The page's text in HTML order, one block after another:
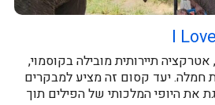
I
I Love Elephant Samui, אטרקציה תיירותית מובילה בקוסמוי,
יעד קסום זה מציע למבקרים
את היופי המלכותי של הפילים תוך